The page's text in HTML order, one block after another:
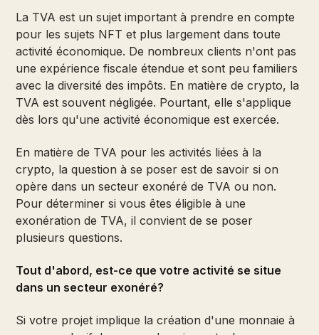
La TVA est un sujet important à prendre en compte
pour les sujets NFT et plus largement dans toute
activité économique. De nombreux clients n'ont pas
une expérience fiscale étendue et sont peu familiers
avec la diversité des impôts. En matière de crypto, la
TVA est souvent négligée. Pourtant, elle s'applique
dès lors qu'une activité économique est exercée.
En matière de TVA pour les activités liées à la
crypto, la question à se poser est de savoir si on
opère dans un secteur exonéré de TVA ou non.
Pour déterminer si vous êtes éligible à une
exonération de TVA, il convient de se poser
plusieurs questions.
Tout d'abord, est-ce que votre activité se situe
dans un secteur exonéré?
Si votre projet implique la création d'une monnaie à